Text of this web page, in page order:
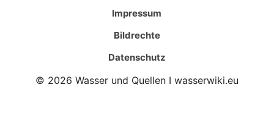
Impressum
Bildrechte
Datenschutz
© 2026 Wasser und Quellen I wasserwiki.eu